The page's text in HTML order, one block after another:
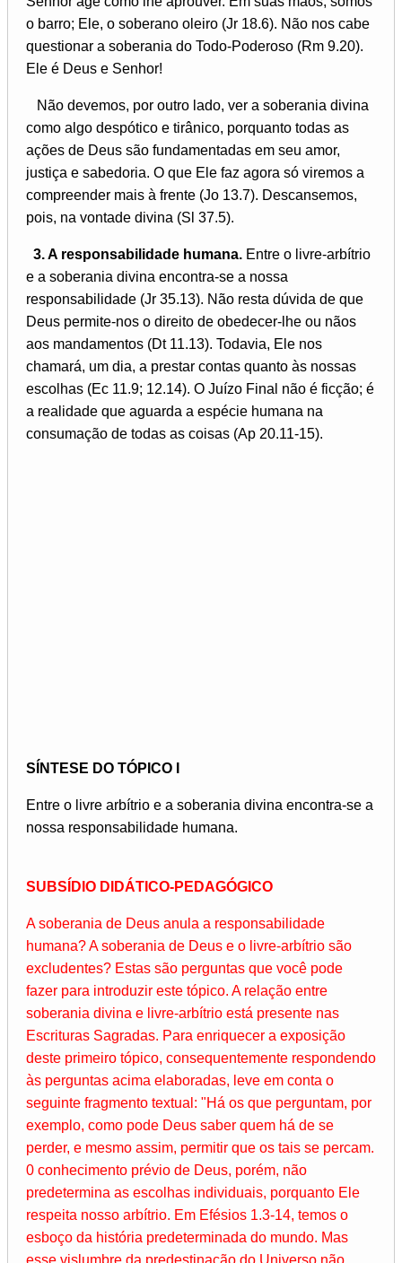
o barro; Ele, o soberano oleiro (Jr 18.6). Não nos cabe
questionar a soberania do Todo-Poderoso (Rm 9.20).
Ele é Deus e Senhor!
Não devemos, por outro lado, ver a soberania divina
como algo despótico e tirânico, porquanto todas as
ações de Deus são fundamentadas em seu amor,
justiça e sabedoria. O que Ele faz agora só viremos a
compreender mais à frente (Jo 13.7). Descansemos,
pois, na vontade divina (Sl 37.5).
3. A responsabilidade humana. Entre o livre-arbítrio
e a soberania divina encontra-se a nossa
responsabilidade (Jr 35.13). Não resta dúvida de que
Deus permite-nos o direito de obedecer-lhe ou nãos
aos mandamentos (Dt 11.13). Todavia, Ele nos
chamará, um dia, a prestar contas quanto às nossas
escolhas (Ec 11.9; 12.14). O Juízo Final não é ficção; é
a realidade que aguarda a espécie humana na
consumação de todas as coisas (Ap 20.11-15).
SÍNTESE DO TÓPICO I
Entre o livre arbítrio e a soberania divina encontra-se a
nossa responsabilidade humana.
SUBSÍDIO DIDÁTICO-PEDAGÓGICO
A soberania de Deus anula a responsabilidade
humana? A soberania de Deus e o livre-arbítrio são
excludentes? Estas são perguntas que você pode
fazer para introduzir este tópico. A relação entre
soberania divina e livre-arbítrio está presente nas
Escrituras Sagradas. Para enriquecer a exposição
deste primeiro tópico, consequentemente respondendo
às perguntas acima elaboradas, leve em conta o
seguinte fragmento textual: "Há os que perguntam, por
exemplo, como pode Deus saber quem há de se
perder, e mesmo assim, permitir que os tais se percam.
0 conhecimento prévio de Deus, porém, não
predetermina as escolhas individuais, porquanto Ele
respeita nosso arbítrio. Em Efésios 1.3-14, temos o
esboço da história predeterminada do mundo. Mas
esse vislumbre da predestinação do Universo não